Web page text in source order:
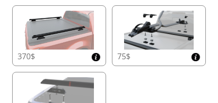
Einfach zugängliche Behälterabdeckung
Warten Sie Ihr System mühelos mit der speziell
entwickelten Behälterabdeckung, die schnellen
und unkomplizierten Zugang zum Tessera Roll+
bietet und so einen reibungslosen Betrieb und
Langlebigkeit gewährleistet.
Hochwertige Handgefertigte Seitenschienen
Gefertigt aus 5 mm dicken,
präzisionsgefertigten Seitenschienen, garantiert
370$ 75$